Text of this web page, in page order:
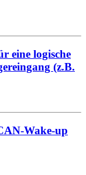
eine logische
(z.B.
Wake-up